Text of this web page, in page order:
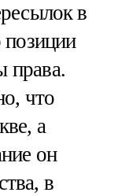
в
позиции
права.
что
а
он
в